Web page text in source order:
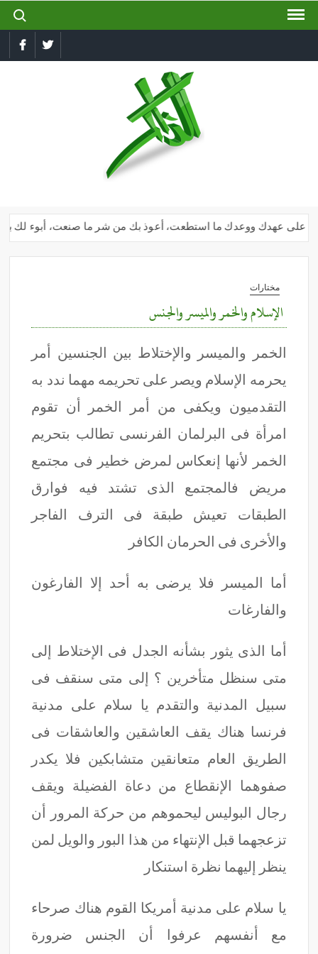
Skip
for:
Twitter
على عهدك ووعدك ما استطعت، أعوذ بك من شر ما صنعت، أبوء لك
مختارات
الإسلام والخمر والميسر والجنس
الخمر والميسر والإختلاط بين الجنسين أمر
يحرمه الإسلام ويصر على تحريمه مهما ندد به
التقدميون ويكفى من أمر الخمر أن تقوم
امرأة فى البرلمان الفرنسى تطالب بتحريم
الخمر لأنها إنعكاس لمرض خطير فى مجتمع
مريض فالمجتمع الذى تشتد فيه فوارق
الطبقات تعيش طبقة فى الترف الفاجر
والأخرى فى الحرمان الكافر
أما الميسر فلا يرضى به أحد إلا الفارغون
والفارغات
أما الذى يثور بشأنه الجدل فى الإختلاط إلى
متى سنظل متأخرين ؟ إلى متى سنقف فى
سبيل المدنية والتقدم يا سلام على مدنية
فرنسا هناك يقف العاشقين والعاشقات فى
الطريق العام متعانقين متشابكين فلا يكدر
صفوهما الإنقطاع من دعاة الفضيلة ويقف
رجال البوليس ليحموهم من حركة المرور أن
تزعجهما قبل الإنتهاء من هذا البور والويل لمن
ينظر إليهما نظرة استنكار
يا سلام على مدنية أمريكا القوم هناك صرحاء
مع أنفسهم عرفوا أن الجنس ضرورة